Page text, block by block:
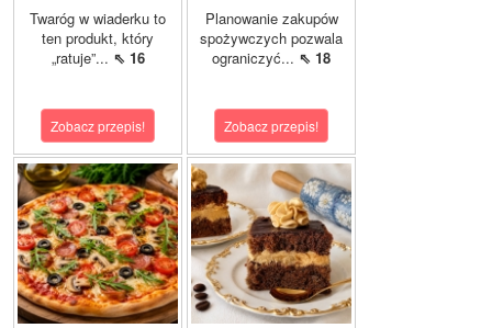
Twaróg w wiaderku to
ten produkt, który
„ratuje”... ⇖ 16
Zobacz przepis!
Planowanie zakupów
spożywczych pozwala
ograniczyć... ⇖ 18
Zobacz przepis!